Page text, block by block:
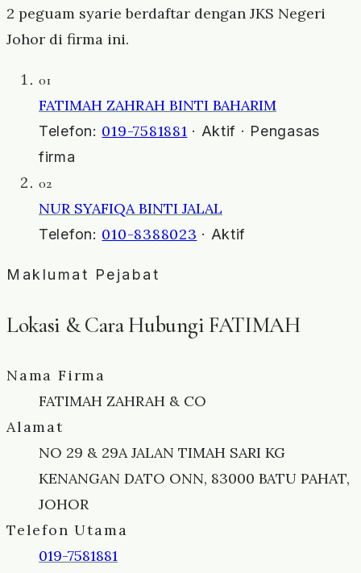
2 peguam syarie berdaftar dengan JKS Negeri
Johor di firma ini.
01
FATIMAH ZAHRAH BINTI BAHARIM
Telefon: 019-7581881 · Aktif · Pengasas
firma
02
NUR SYAFIQA BINTI JALAL
Telefon: 010-8388023 · Aktif
Maklumat Pejabat
Lokasi & Cara Hubungi FATIMAH
Nama Firma
FATIMAH ZAHRAH & CO
Alamat
NO 29 & 29A JALAN TIMAH SARI KG
KENANGAN DATO ONN, 83000 BATU PAHAT,
JOHOR
Telefon Utama
019-7581881